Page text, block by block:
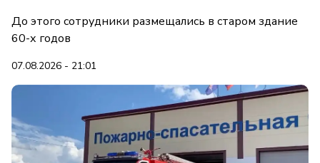
До этого сотрудники размещались в старом здание
60-х годов
07.08.2026 - 21:01